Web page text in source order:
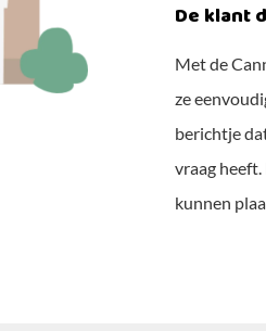
De klant
Met de
ze
berichtje
vraag
kunnen